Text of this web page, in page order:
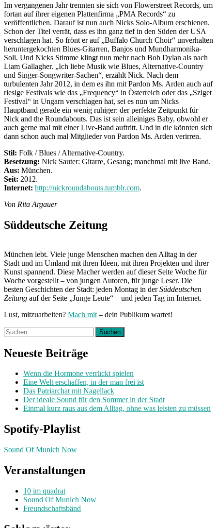
Im vergangenen Jahr trennten sie sich von Flowerstreet Records, um
fortan auf ihrer eigenen Plattenfirma „PMA Records“ zu
veröffentlichen. Darauf ist nun auch Nicks Solo-Album erschienen.
Schon der Titel verrät, dass es ihn ganz tief in den Süden der USA
verschlagen hat. So frönt er auf „Buffalo Church Choir“ unverhalten
heruntergekochten Blues-Gitarren, Banjos und Mundharmonika-
Soli. Und Nicks Stimme klingt nun mehr nach Bob Dylan als nach
Liam Gallagher. „Ich liebe Musik wie Blues, Alternative-Country
und Singer-Songwriter-Sachen“, erzählt Nick. Nach dem
turbulenten Jahr 2012, in dem es ihn mit Pardon Ms. Arden auch auf
riesige Festivals wie das „Frequency“ in Österreich oder das „Sziget
Festival“ in Ungarn verschlagen hat, sei es nun um Nicks
Hauptband gerade ein wenig ruhiger: der perfekte Zeitpunkt für
Nick and the Roundabouts. Das ist sein alleiniges Baby, obwohl er
auch gerne mal mit einer Live-Band auftritt. Und in die könnten sich
dann schon auch mal Mitglieder von Pardon Ms. Arden verirren.
Stil: Folk / Blues / Alternative-Country.
Besetzung: Nick Sauter: Gitarre, Gesang; manchmal mit live Band.
Aus: München.
Seit: 2012.
Internet: http://nickroundabouts.tumblr.com.
Von Rita Argauer
Süddeutsche Zeitung
München lebt. Viele junge Menschen machen den Alltag in der
Stadt und im Umland mit ihren Ideen, mit ihren Projekten und ihrer
Kunst spannend. Diese Macher werden auf dieser Seite Woche für
Woche vorgestellt – von jungen Autoren, für junge Leser. Die
besten Geschichten der Stadt: jeden Montag in derSüddeutschen
Zeitung auf der Seite „Junge Leute“ – und jeden Tag im Internet.
Lust, mitzuarbeiten? Mach mit – dein Publikum wartet!
Suchen
nach:
Neueste Beiträge
Wenn die Hormone verrückt spielen
Eine Welt erschaffen, in der man frei ist
Das Patriarchat mit Nagellack
Der ideale Sound für den Sommer in der Stadt
Einmal kurz raus aus dem Alltag, ohne was leisten zu müssen
Spotify-Playlist
Sound Of Munich Now
Veranstaltungen
10 im quadrat
Sound Of Munich Now
Freundschaftsbänd